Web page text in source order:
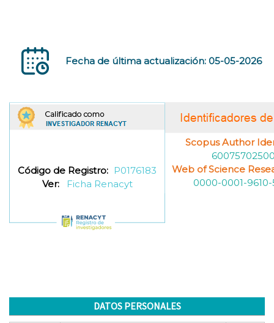
Fecha de última actualización: 05-05-2026
Código de Registro: P0176183
Ver:
Ficha Renacyt
Scopus Author
Web of Science
0000-0001-9610-
DATOS PERSONALES